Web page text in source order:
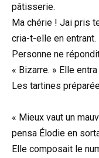
pâtisserie.
Ma chérie ! Jai pris
cria-t-elle en entrant.
Personne ne
« Bizarre. » Elle
Les tartines
« Mieux vaut un
pensa Élodie en
Elle composait le